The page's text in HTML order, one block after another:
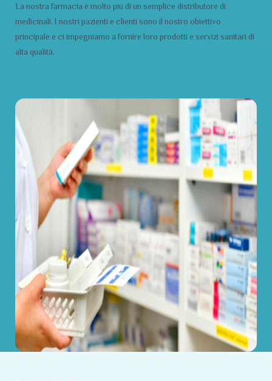
La nostra farmacia è molto più di un semplice distributore di
medicinali. I nostri pazienti e clienti sono il nostro obiettivo
principale e ci impegniamo a fornire loro prodotti e servizi sanitari di
alta qualità.